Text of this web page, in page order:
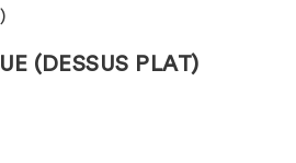
(DESSUS PLAT)